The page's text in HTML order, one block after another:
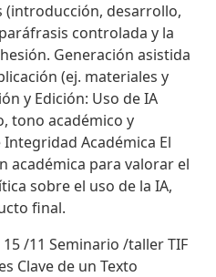
desarrollo,
controlada y la
Generación asistida
(ej. materiales y
y Edición: Uso de IA
tono académico y
Académica El
académica para valorar el
sobre el uso de la IA,
final.
/11 Seminario /taller TIF
Clave de un Texto